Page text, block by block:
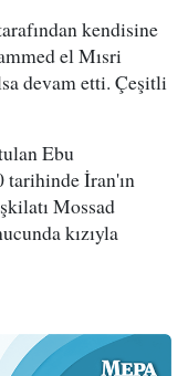
kendisine
el Mısri
devam etti. Çeşitli
Ebu
tarihinde İran'ın
Mossad
kızıyla